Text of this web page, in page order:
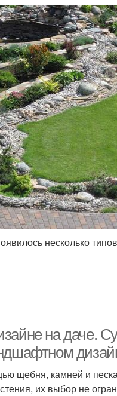
несколько
на даче.
щебня, камней и
их выбор не